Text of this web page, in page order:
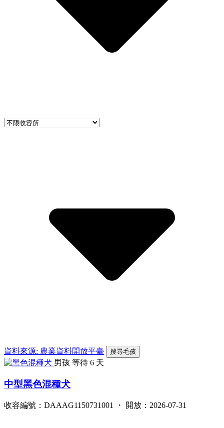
資料來源: 農業資料開放平臺 搜尋毛孩
男孩 等待 6 天
中型黑色混種犬
收容編號：DAAAG1150731001 ・ 開放：2026-07-31